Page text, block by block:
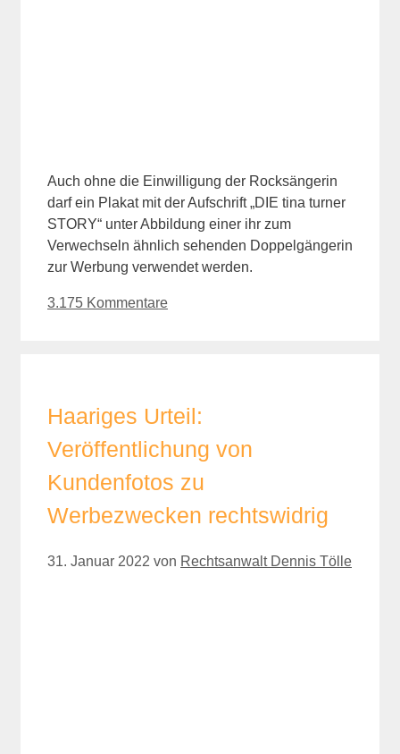
Auch ohne die Einwilligung der Rocksängerin
darf ein Plakat mit der Aufschrift „DIE tina turner
STORY“ unter Abbildung einer ihr zum
Verwechseln ähnlich sehenden Doppelgängerin
zur Werbung verwendet werden.
3.175 Kommentare
Haariges Urteil:
Veröffentlichung von
Kundenfotos zu
Werbezwecken rechtswidrig
31. Januar 2022 von Rechtsanwalt Dennis Tölle